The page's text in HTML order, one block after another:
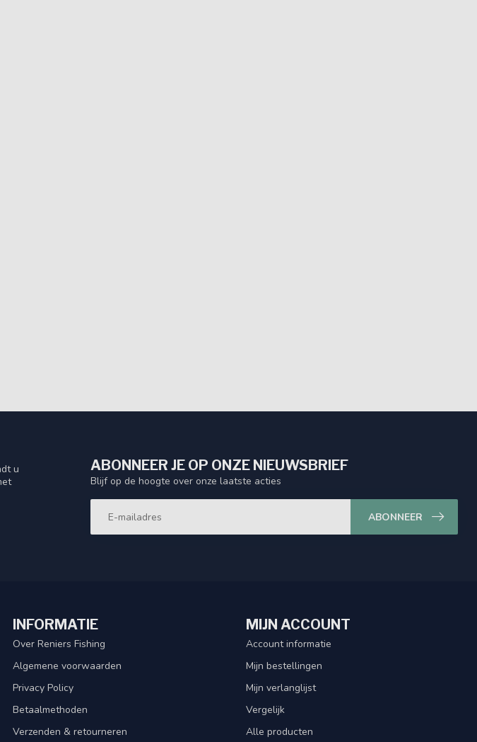
u
ABONNEER JE OP ONZE NIEUWSBRIEF
Blijf op de hoogte over onze laatste acties
ABONNEER
INFORMATIE
Over Reniers Fishing
Algemene voorwaarden
Privacy Policy
Betaalmethoden
Verzenden & retourneren
MIJN ACCOUNT
Account informatie
Mijn bestellingen
Mijn verlanglijst
Vergelijk
Alle producten